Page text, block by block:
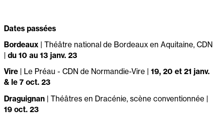
Dates passées
Bordeaux | Théâtre national de Bordeaux en Aquitaine, CDN
| du 10 au 13 janv. 23
Vire
| Le Préau - CDN de Normandie-Vire | 19, 20 et 21 janv.
& le 7 oct. 23
Draguignan | Théâtres en Dracénie, scène conventionnée |
19 oct. 23